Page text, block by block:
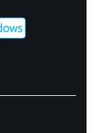
2026-09-19